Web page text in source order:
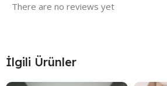
There are no reviews yet
İlgili Ürünler